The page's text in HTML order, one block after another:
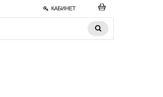
КАБИНЕТ